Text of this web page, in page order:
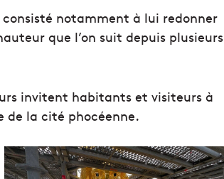
notamment à lui redonner
que l’on suit depuis plusieurs
invitent habitants et visiteurs à
de la cité phocéenne.